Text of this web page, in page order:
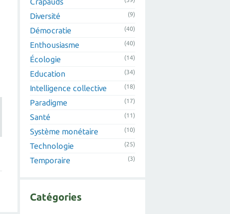
Diversité (9)
Démocratie (40)
Enthousiasme (40)
Écologie (14)
Education (34)
Intelligence collective (18)
Paradigme (17)
Santé (11)
Système monétaire (10)
Technologie (25)
Temporaire (3)
Catégories